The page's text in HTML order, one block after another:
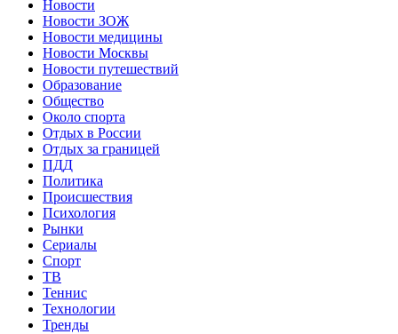
Новости
Новости ЗОЖ
Новости медицины
Новости Москвы
Новости путешествий
Образование
Общество
Около спорта
Отдых в России
Отдых за границей
ПДД
Политика
Происшествия
Психология
Рынки
Сериалы
Спорт
ТВ
Теннис
Технологии
Тренды